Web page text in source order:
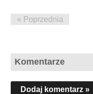
« Poprzednia
Komentarze
Dodaj komentarz »